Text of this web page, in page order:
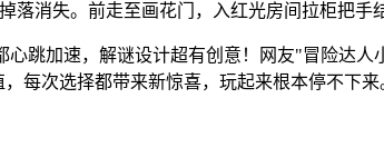
消失。前走至画花门，入红光房间拉柜把手
跳加速，解谜设计超有创意！网友"冒险达
每次选择都带来新惊喜，玩起来根本停不下来